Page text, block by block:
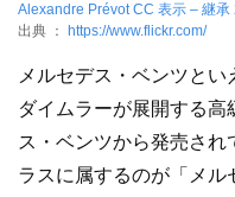
Alexandre Prévot CC 表示 – 継承
出典 ：
https://www.flickr.com/
メルセデス・ベンツとい
ダイムラーが展開する
ス・ベンツから発売さ
ラスに属するのが「メル